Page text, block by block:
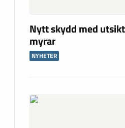
Nytt skydd med
myrar
NYHETER